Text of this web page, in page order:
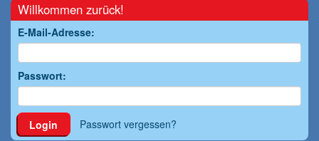
Willkommen zurück!
E-Mail-Adresse:
Passwort:
Login Passwort vergessen?